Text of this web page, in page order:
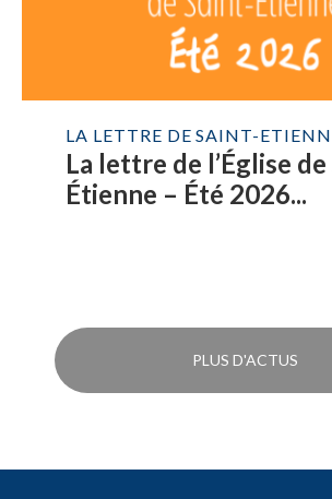
LA LETTRE DE SAINT-
La lettre de l’Église
Étienne – Été 2026...
PLUS D'ACTUS